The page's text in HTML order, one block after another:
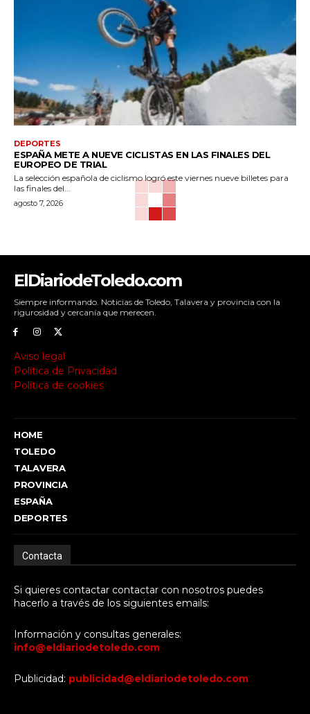
DEPORTES
ESPAÑA METE A NUEVE CICLISTAS EN LAS FINALES DEL
EUROPEO DE TRIAL
La selección española de ciclismo logró este viernes nueve billetes para
las finales del...
agosto 7, 2026
ElDiariodeToledo.com
Siempre informando. Noticias de Toledo, Talavera y provincia con la
rigurosidad y cercanía que merecen.
Aviso legal
Política de Privacidad
Política de cookies
HOME
TOLEDO
TALAVERA
PROVINCIA
ESPAÑA
DEPORTES
Contacta
Si quieres contactar contactar con nosotros puedes
hacerlo a través de los siguientes emails:
Información y consultas generales:
info@eldiariodetoledo.com
Publicidad: publicidad@eldiariodetoledo.com